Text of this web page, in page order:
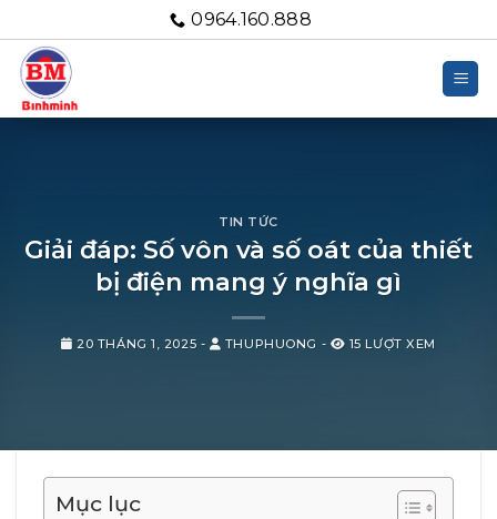
qua
nội
dung
0964.160.888
TIN TỨC
Giải đáp: Số vôn và số oát của thiết
bị điện mang ý nghĩa gì
20 THÁNG 1, 2025 - THUPHUONG - 15 LƯỢT XEM
Mục lục